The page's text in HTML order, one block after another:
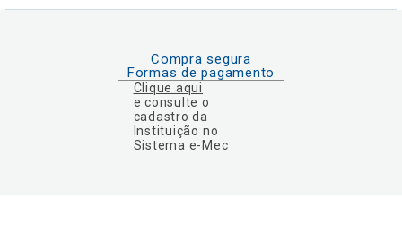
Compra segura
Formas de pagamento
Clique aqui
e consulte o
cadastro da
Instituição no
Sistema e-Mec